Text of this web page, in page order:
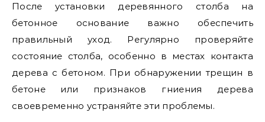
После установки деревянного столба на
бетонное основание важно обеспечить
правильный уход. Регулярно проверяйте
состояние столба, особенно в местах контакта
дерева с бетоном. При обнаружении трещин в
бетоне или признаков гниения дерева
своевременно устраняйте эти проблемы.